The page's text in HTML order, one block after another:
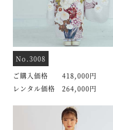
No.3008
ご購入価格 418,000円
レンタル価格 264,000円